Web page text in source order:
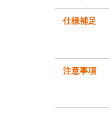
仕様補足
注意事項